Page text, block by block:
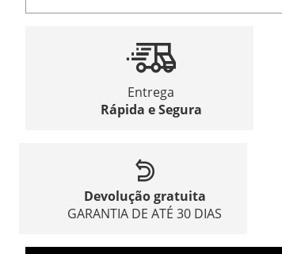
Entrega
Rápida e Segura
Devolução gratuita
GARANTIA DE ATÉ 30 DIAS